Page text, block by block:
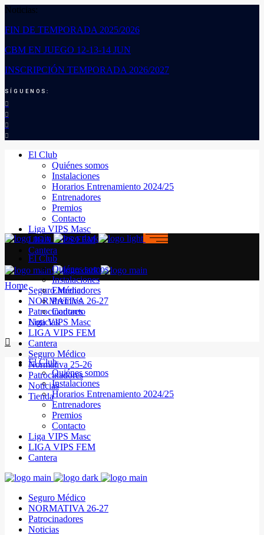
Noticias:
FIN DE TEMPORADA 2025/2026
CBM EN JUEGO 12-13-14 JUN
INSCRIPCIÓN TEMPORADA 2026/2027
SÍGUENOS:
El Club
Quiénes somos
Instalaciones
Horarios Entrenamiento 2024/25
Entrenadores
Premios
Contacto
Liga VIPS Masc
LIGA VIPS FEM
Cantera
Seguro Médico
NORMATIVA 26-27
Patrocinadores
Noticias
El Club
Quiénes somos
Instalaciones
Horarios Entrenamiento 2024/25
Entrenadores
Premios
Contacto
Liga VIPS Masc
LIGA VIPS FEM
Cantera
Seguro Médico
NORMATIVA 26-27
Patrocinadores
Noticias
El Club
Quiénes somos
Instalaciones
Entrenadores
Premios
Contacto
Liga VIPS Masc
LIGA VIPS FEM
Cantera
Seguro Médico
Normativa 25-26
Patrocinadores
Noticias
Tienda
Home